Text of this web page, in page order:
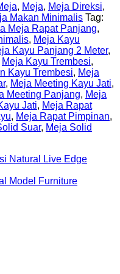
, Meja, Meja Direksi,
Makan Minimalis Tag:
Meja Rapat Panjang,
, Meja Kayu
Kayu Panjang 2 Meter,
Meja Kayu Trembesi,
Kayu Trembesi, Meja
, Meja Meeting Kayu Jati,
Meeting Panjang, Meja
Jati, Meja Rapat
, Meja Rapat Pimpinan,
Suar, Meja Solid